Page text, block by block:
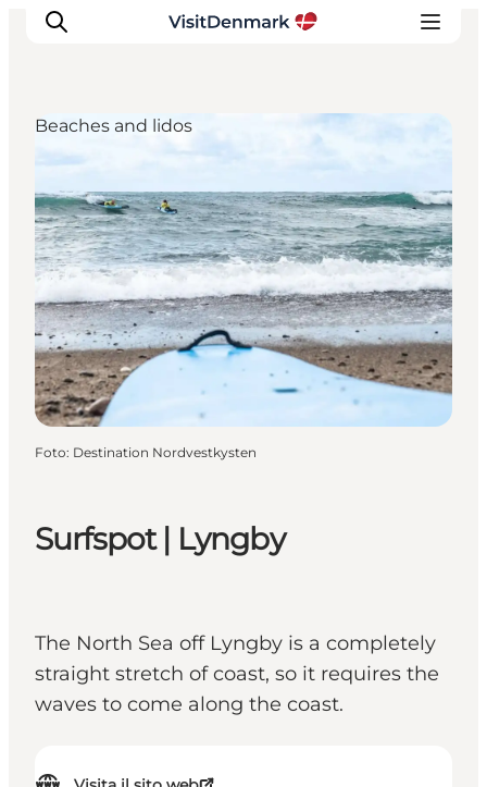
Ispirazioni
Dove andare
Cosa fare
Dove dormire
Pianifica il viaggio
Surfspot | Lyngby
The North Sea off Lyngby is a completely
straight stretch of coast, so it requires the
waves to come along the coast.
Beaches and lidos
Foto: Destination Nordvestkysten